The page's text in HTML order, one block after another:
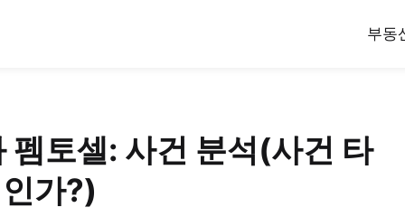
부동
펨토셀: 사건 분석(사건 타
가?)